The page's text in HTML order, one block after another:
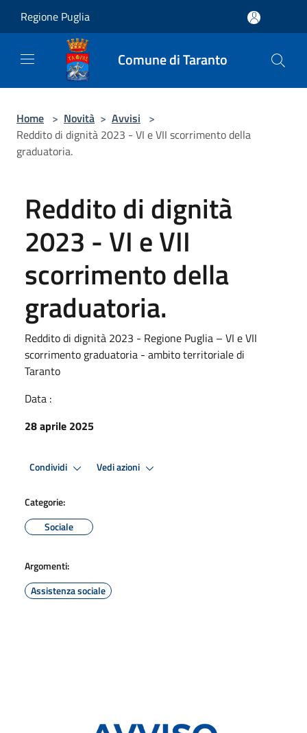
Regione Puglia
Comune di Taranto
Home > Novità > Avvisi >
Reddito di dignità 2023 - VI e VII scorrimento della
graduatoria.
Reddito di dignità
2023 - VI e VII
scorrimento della
graduatoria.
Reddito di dignità 2023 - Regione Puglia – VI e VII
scorrimento graduatoria - ambito territoriale di
Taranto
Data :
28 aprile 2025
Condividi Vedi azioni
Categorie:
Sociale
Argomenti:
Assistenza sociale